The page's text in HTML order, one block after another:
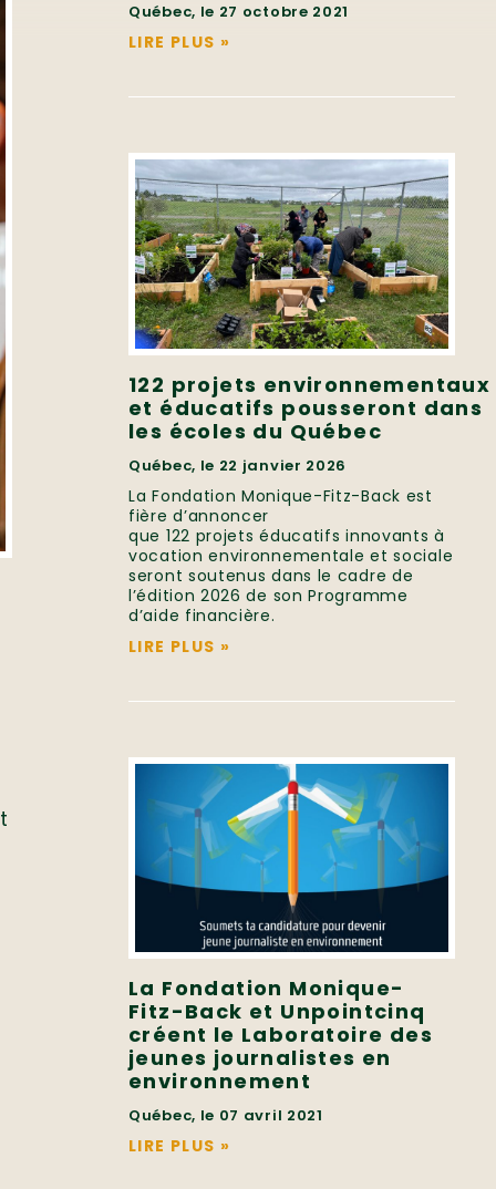
Québec, le 27 octobre 2021
LIRE PLUS »
122 projets environnementaux
et éducatifs pousseront dans
les écoles du Québec
Québec, le 22 janvier 2026
La Fondation Monique-Fitz-Back est
fière d’annoncer
que 122 projets éducatifs innovants à
vocation environnementale et sociale
seront soutenus dans le cadre de
l’édition 2026 de son Programme
d’aide financière.
LIRE PLUS »
La Fondation Monique-
Fitz-Back et Unpointcinq
créent le Laboratoire des
jeunes journalistes en
environnement
Québec, le 07 avril 2021
LIRE PLUS »